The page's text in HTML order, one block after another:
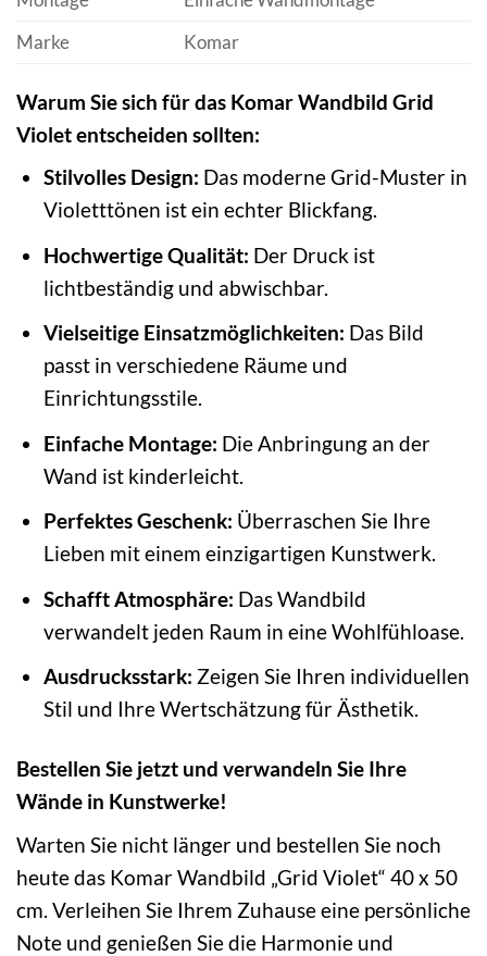
Marke
Komar
Warum Sie sich für das Komar Wandbild Grid
Violet entscheiden sollten:
Stilvolles Design: Das moderne Grid-Muster in
Violetttönen ist ein echter Blickfang.
Hochwertige Qualität: Der Druck ist
lichtbeständig und abwischbar.
Vielseitige Einsatzmöglichkeiten: Das Bild
passt in verschiedene Räume und
Einrichtungsstile.
Einfache Montage: Die Anbringung an der
Wand ist kinderleicht.
Perfektes Geschenk: Überraschen Sie Ihre
Lieben mit einem einzigartigen Kunstwerk.
Schafft Atmosphäre: Das Wandbild
verwandelt jeden Raum in eine Wohlfühloase.
Ausdrucksstark: Zeigen Sie Ihren individuellen
Stil und Ihre Wertschätzung für Ästhetik.
Bestellen Sie jetzt und verwandeln Sie Ihre
Wände in Kunstwerke!
Warten Sie nicht länger und bestellen Sie noch
heute das Komar Wandbild „Grid Violet“ 40 x 50
cm. Verleihen Sie Ihrem Zuhause eine persönliche
Note und genießen Sie die Harmonie und